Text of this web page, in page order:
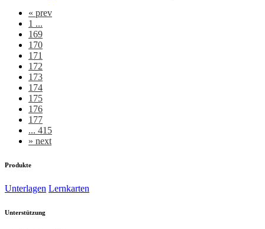
« prev
1 ...
169
170
171
172
173
174
175
176
177
... 415
» next
Produkte
Unterlagen Lernkarten
Unterstützung